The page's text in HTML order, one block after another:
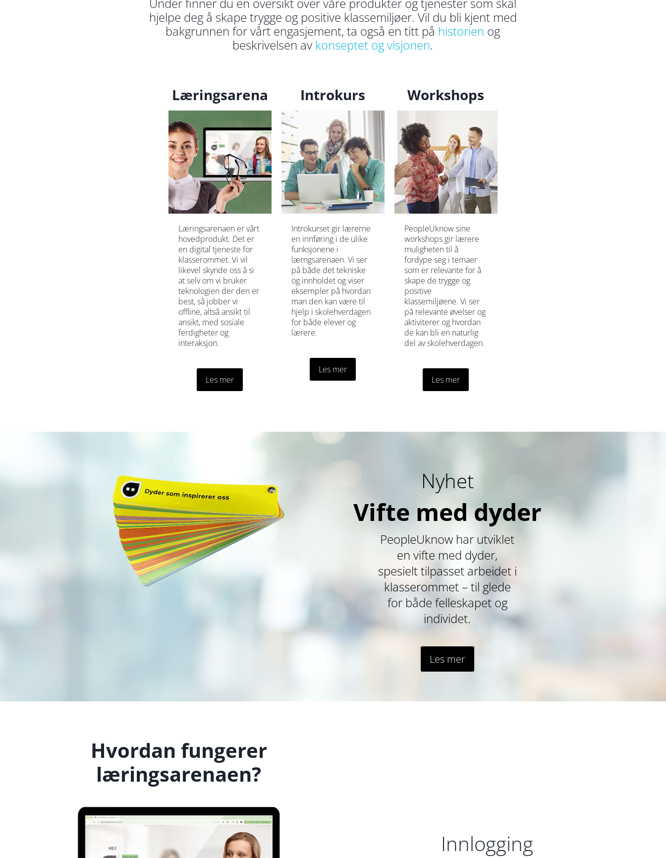
hjelpe deg å skape trygge og positive klassemiljøer. Vil du bli kjent med
bakgrunnen for vårt engasjement, ta også en titt på historien og
beskrivelsen av konseptet og visjonen.
Læringsarena
Læringsarenaen er vårt
hovedprodukt. Det er
en digital tjeneste for
klasserommet. Vi vil
likevel skynde oss å si
at selv om vi bruker
teknologien der den er
best, så jobber vi
offline, altså ansikt til
ansikt, med sosiale
ferdigheter og
interaksjon.
Les mer
Introkurs
Introkurset gir lærerne
en innføring i de ulike
funksjonene i
lærngsarenaen. Vi ser
på både det tekniske
og innholdet og viser
eksempler på hvordan
man den kan være til
hjelp i skolehverdagen
for både elever og
lærere.
Les mer
Workshops
PeopleUknow sine
workshops gir lærere
muligheten til å
fordype seg i temaer
som er relevante for å
skape de trygge og
positive
klassemiljøene. Vi ser
på relevante øvelser og
aktiviterer og hvordan
de kan bli en naturlig
del av skolehverdagen.
Les mer
Nyhet
Vifte med dyder
PeopleUknow har utviklet
en vifte med dyder,
spesielt tilpasset arbeidet i
klasserommet – til glede
for både felleskapet og
individet.
Les mer
Hvordan fungerer
læringsarenaen?
Innlogging